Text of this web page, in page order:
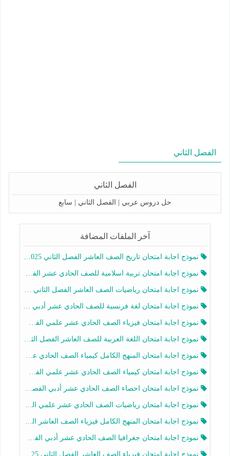
الفصل الثاني
الفصل الثاني
حل دروس عربي | الفصل الثاني | سابع
آخر الملفات المضافة
نموذج اجابة امتحان تاريخ الصف العاشر الفصل الثاني 2025-2026
نموذج اجابة امتحان تربية اسلامية للصف الحادي عشر الفصل الثاني 2025-2026
نموذج اجابة امتحان رياضيات الصف العاشر الفصل الثاني 2025-2026
نموذج اجابة امتحان لغة فرنسية للصف الحادي عشر أدبي الفصل الثاني 2025-2026
نموذج اجابة امتحان فيزياء الصف الحادي عشر علمي الفصل الثاني 2025-2026
نموذج اجابة امتحان اللغة العربية للصف العاشر الفصل الثاني 2025-2026
نموذج اجابة امتحان المنهج الكامل كيمياء الصف الحادي عشر علمي الفصل الثاني 2025-2026
نموذج اجابة امتحان كيمياء الصف الحادي عشر علمي الفصل الثاني 2025-2026
نموذج اجابة امتحان احصاء الصف الحادي عشر أدبي الفصل الثاني 2025-2026
نموذج اجابة امتحان رياضيات الصف الحادي عشر علمي الفصل الثاني 2025-2026
نموذج اجابة امتحان المنهج الكامل فيزياء الصف العاشر الفصل الثاني 2025-2026
نموذج اجابة امتحان جغرافيا الصف الحادي عشر أدبي الفصل الثاني 2025-2026
نموذج اجابة امتحان فيزياء الصف العاشر الفصل الثاني 2025-2026